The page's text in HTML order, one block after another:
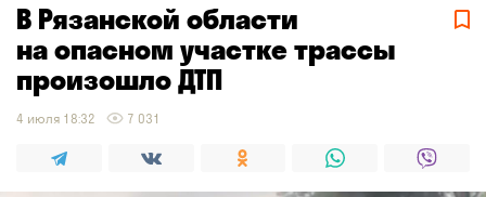
В Рязанской области
на опасном участке трассы
произошло ДТП
4 июля 18:32 7 031